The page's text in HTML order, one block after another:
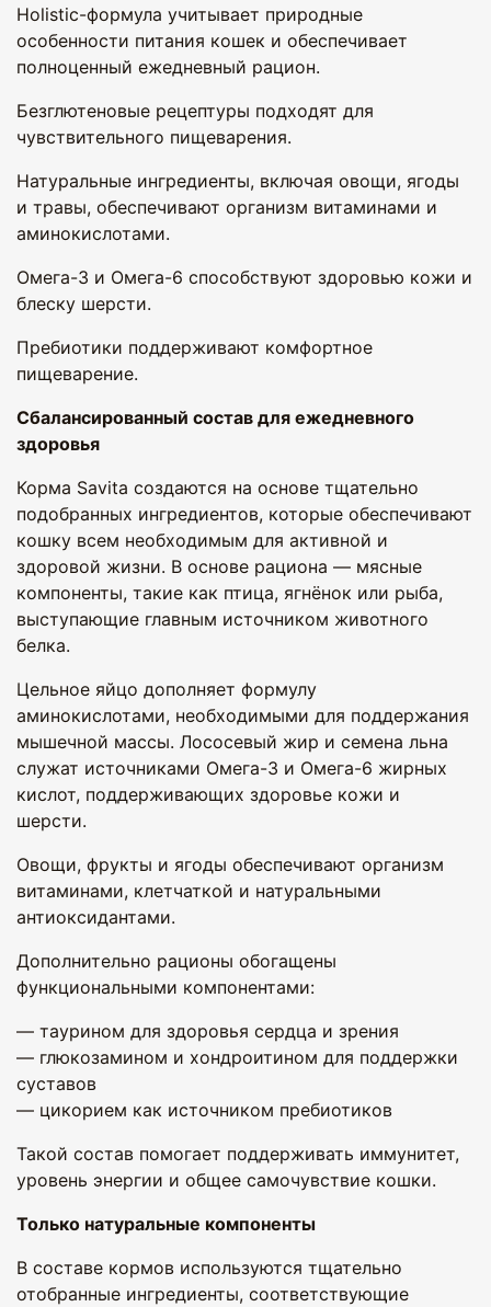
Holistic-формула учитывает природные
особенности питания кошек и обеспечивает
полноценный ежедневный рацион.
Безглютеновые рецептуры подходят для
чувствительного пищеварения.
Натуральные ингредиенты, включая овощи, ягоды
и травы, обеспечивают организм витаминами и
аминокислотами.
Омега-3 и Омега-6 способствуют здоровью кожи и
блеску шерсти.
Пребиотики поддерживают комфортное
пищеварение.
Сбалансированный состав для ежедневного
здоровья
Корма Savita создаются на основе тщательно
подобранных ингредиентов, которые обеспечивают
кошку всем необходимым для активной и
здоровой жизни. В основе рациона — мясные
компоненты, такие как птица, ягнёнок или рыба,
выступающие главным источником животного
белка.
Цельное яйцо дополняет формулу
аминокислотами, необходимыми для поддержания
мышечной массы. Лососевый жир и семена льна
служат источниками Омега-3 и Омега-6 жирных
кислот, поддерживающих здоровье кожи и
шерсти.
Овощи, фрукты и ягоды обеспечивают организм
витаминами, клетчаткой и натуральными
антиоксидантами.
Дополнительно рационы обогащены
функциональными компонентами:
— таурином для здоровья сердца и зрения
— глюкозамином и хондроитином для поддержки
суставов
— цикорием как источником пребиотиков
Такой состав помогает поддерживать иммунитет,
уровень энергии и общее самочувствие кошки.
Только натуральные компоненты
В составе кормов используются тщательно
отобранные ингредиенты, соответствующие